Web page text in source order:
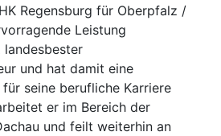
Regensburg für Oberpfalz /
Leistung
landesbester
und hat damit eine
seine berufliche Karriere
er im Bereich der
und feilt weiterhin an